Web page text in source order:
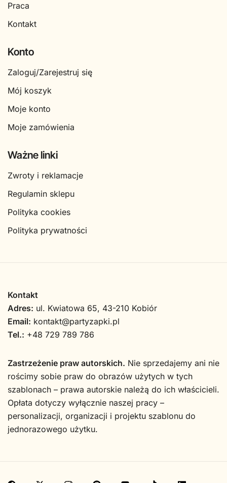
Praca
Kontakt
Konto
Zaloguj/Zarejestruj się
Mój koszyk
Moje konto
Moje zamówienia
Ważne linki
Zwroty i reklamacje
Regulamin sklepu
Polityka cookies
Polityka prywatności
Kontakt
Adres: ul. Kwiatowa 65, 43-210 Kobiór
Email: kontakt@partyzapki.pl
Tel.: +48 729 789 786
Zastrzeżenie praw autorskich. Nie sprzedajemy ani nie
rościmy sobie praw do obrazów użytych w tych
szablonach – prawa autorskie należą do ich właścicieli.
Opłata dotyczy wyłącznie naszej pracy –
personalizacji, organizacji i projektu szablonu do
jednorazowego użytku.